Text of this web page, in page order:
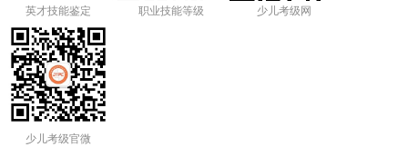
英才技能鉴定 职业技能等级 少儿考级网
少儿考级官微